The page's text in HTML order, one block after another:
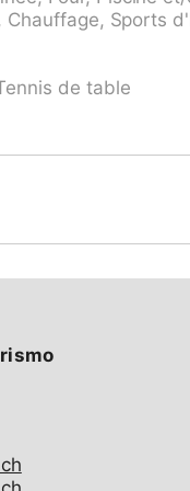
jusqu'à la
Magasin
gare ferroviaire
15 km, chemins
accessibles:
Chauffage, Sports
de table